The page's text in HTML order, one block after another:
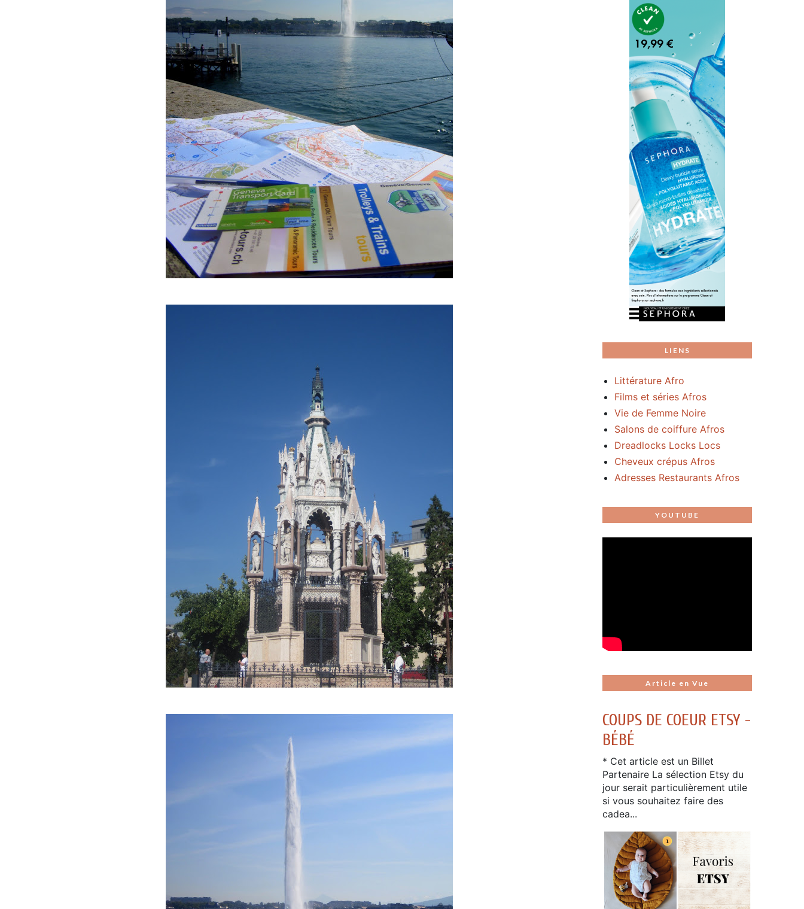
LIENS
Littérature Afro
Films et séries Afros
Vie de Femme Noire
Salons de coiffure Afros
Dreadlocks Locks Locs
Cheveux crépus Afros
Adresses Restaurants Afros
YOUTUBE
Article en Vue
COUPS DE COEUR ETSY -
BÉBÉ
* Cet article est un Billet
Partenaire La sélection Etsy du
jour serait particulièrement utile
si vous souhaitez faire des
cadea...